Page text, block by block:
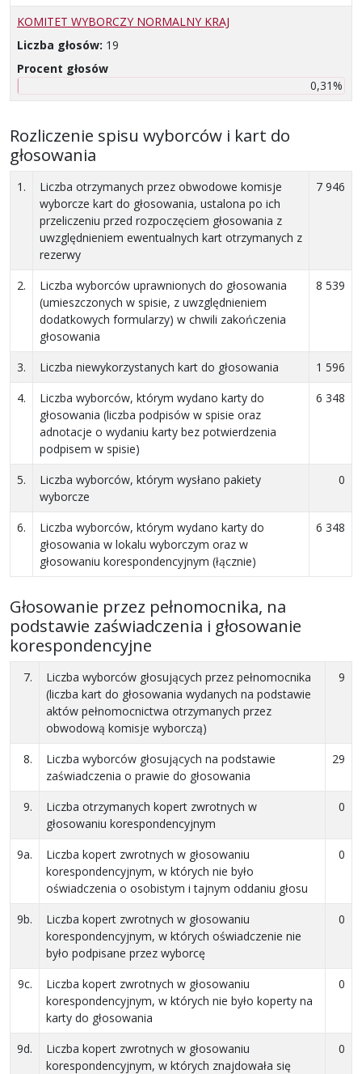
KOMITET WYBORCZY NORMALNY KRAJ
Liczba głosów: 19
Procent głosów
0,31%
Rozliczenie spisu wyborców i kart do
głosowania
1.
Liczba otrzymanych przez obwodowe komisje
wyborcze kart do głosowania, ustalona po ich
przeliczeniu przed rozpoczęciem głosowania z
uwzględnieniem ewentualnych kart otrzymanych z
rezerwy
7 946
2.
Liczba wyborców uprawnionych do głosowania
(umieszczonych w spisie, z uwzględnieniem
dodatkowych formularzy) w chwili zakończenia
głosowania
8 539
3. Liczba niewykorzystanych kart do głosowania
1 596
4.
Liczba wyborców, którym wydano karty do
głosowania (liczba podpisów w spisie oraz
adnotacje o wydaniu karty bez potwierdzenia
podpisem w spisie)
6 348
5.
Liczba wyborców, którym wysłano pakiety
wyborcze
0
6.
Liczba wyborców, którym wydano karty do
głosowania w lokalu wyborczym oraz w
głosowaniu korespondencyjnym (łącznie)
6 348
Głosowanie przez pełnomocnika, na
podstawie zaświadczenia i głosowanie
korespondencyjne
7.
Liczba wyborców głosujących przez pełnomocnika
(liczba kart do głosowania wydanych na podstawie
aktów pełnomocnictwa otrzymanych przez
obwodową komisje wyborczą)
9
8.
Liczba wyborców głosujących na podstawie
zaświadczenia o prawie do głosowania
29
9.
Liczba otrzymanych kopert zwrotnych w
głosowaniu korespondencyjnym
0
9a.
Liczba kopert zwrotnych w głosowaniu
korespondencyjnym, w których nie było
oświadczenia o osobistym i tajnym oddaniu głosu
0
9b.
Liczba kopert zwrotnych w głosowaniu
korespondencyjnym, w których oświadczenie nie
było podpisane przez wyborcę
0
9c.
Liczba kopert zwrotnych w głosowaniu
korespondencyjnym, w których nie było koperty na
karty do głosowania
0
9d.
Liczba kopert zwrotnych w głosowaniu
korespondencyjnym, w których znajdowała się
0